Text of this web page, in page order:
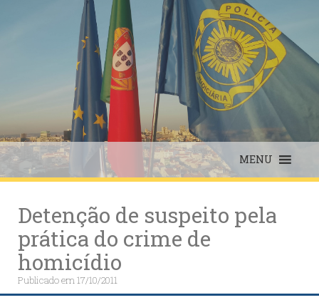
MENU
Detenção de suspeito pela
prática do crime de
homicídio
Publicado em17/10/2011